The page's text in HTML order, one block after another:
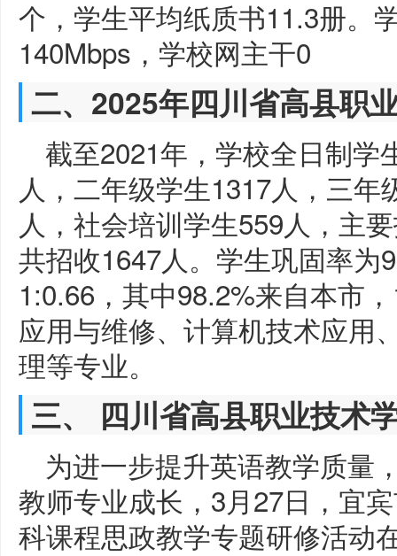
个，学生平均纸质书11.3册。
140Mbps，学校网主干0
二、2025年四川省高县职
截至2021年，学校全日制学
人，二年级学生1317人，三
人，社会培训学生559人，主
共招收1647人。学生巩固率为
1:0.66，其中98.2%来自本市
应用与维修、计算机技术应用
理等专业。
三、 四川省高县职业技术
为进一步提升英语教学质量
教师专业成长，3月27日，宜
科课程思政教学专题研修活动